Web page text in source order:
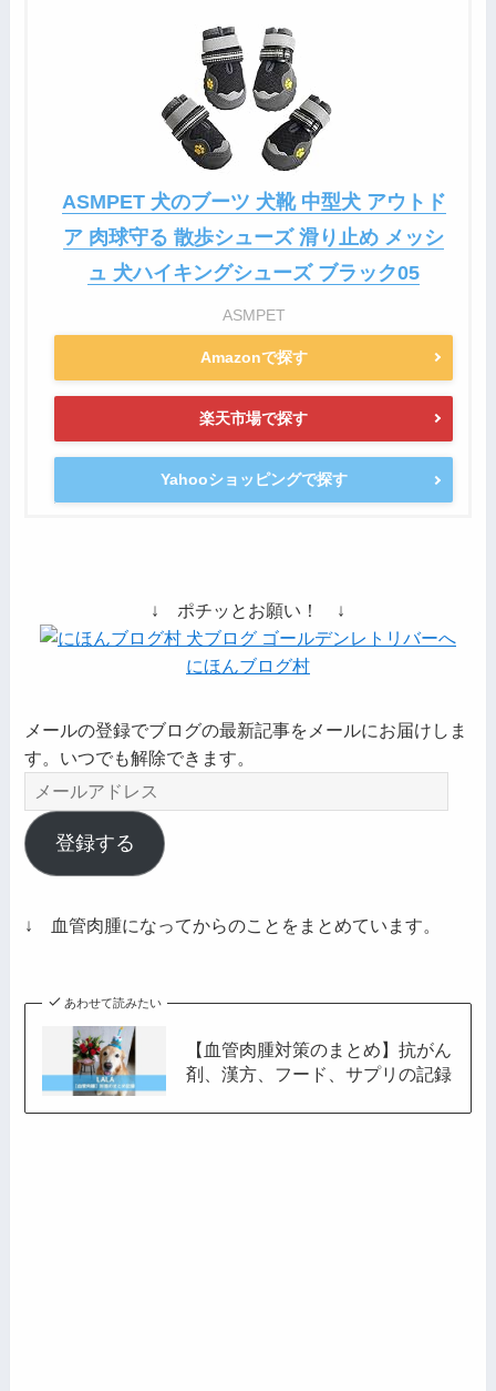
ASMPET 犬のブーツ 犬靴 中型犬 アウトド
ア 肉球守る 散歩シューズ 滑り止め メッシ
ュ 犬ハイキングシューズ ブラック05
ASMPET
Amazonで探す
楽天市場で探す
Yahooショッピングで探す
↓ ポチッとお願い！ ↓
にほんブログ村
メールの登録でブログの最新記事をメールにお届けしま
す。いつでも解除できます。
メ
ー
ル
ア
レ
登録する
↓ 血管肉腫になってからのことをまとめています。
あわせて読みたい
【血管肉腫対策のまとめ】抗がん
剤、漢方、フード、サプリの記録